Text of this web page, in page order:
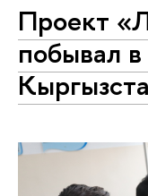
Проект
побывал